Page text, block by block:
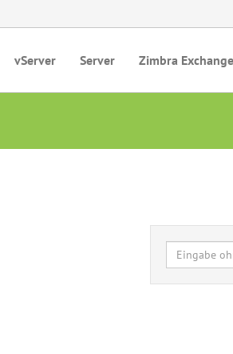
vServer Server Zimbra Exchange